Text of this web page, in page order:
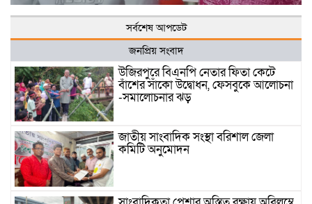
সর্বশেষ আপডেট
জনপ্রিয় সংবাদ
উজিরপুরে বিএনপি নেতার ফিতা কেটে
বাঁশের সাঁকো উদ্বোধন, ফেসবুকে আলোচনা
-সমালোচনার ঝড়
জাতীয় সাংবাদিক সংস্থা বরিশাল জেলা
কমিটি অনুমোদন